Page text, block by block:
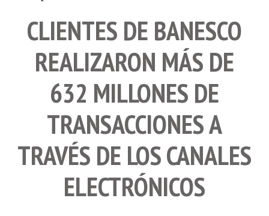
CLIENTES DE BANESCO
REALIZARON MÁS DE
632 MILLONES DE
TRANSACCIONES A
TRAVÉS DE LOS CANALES
ELECTRÓNICOS